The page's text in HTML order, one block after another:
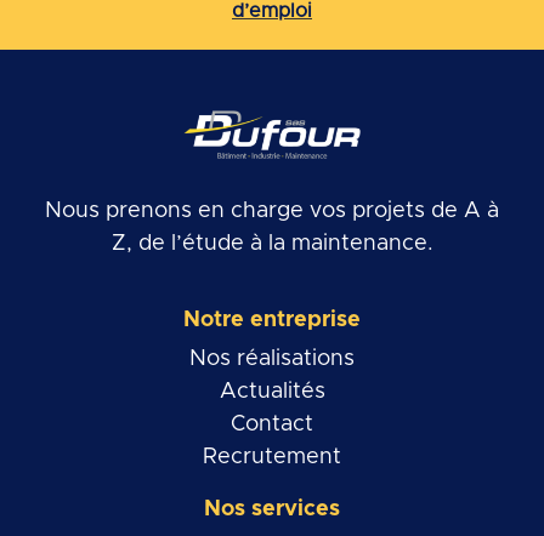
d’emploi
Nous prenons en charge vos projets de A à
Z, de l’étude à la maintenance.
Notre entreprise
Nos réalisations
Actualités
Contact
Recrutement
Nos services